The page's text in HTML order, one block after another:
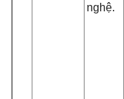
nghệ.